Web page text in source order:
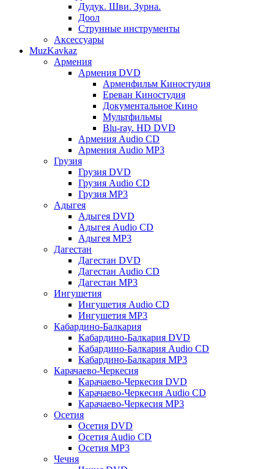
Дудук. Шви. Зурна.
Доол
Струнные инструменты
Аксессуары
MuzKavkaz
Армения
Армения DVD
Арменфильм Киностудия
Ереван Киностудия
Документальное Кино
Мультфильмы
Blu-ray. HD DVD
Армения Audio CD
Армения Audio MP3
Грузия
Грузия DVD
Грузия Audio CD
Грузия MP3
Адыгея
Адыгея DVD
Адыгея Audio CD
Адыгея MP3
Дагестан
Дагестан DVD
Дагестан Audio CD
Дагестан MP3
Ингушетия
Ингушетия Audio CD
Ингушетия MP3
Кабардино-Балкария
Кабардино-Балкария DVD
Кабардино-Балкария Audio CD
Кабардино-Балкария MP3
Карачаево-Черкесия
Карачаево-Черкесия DVD
Карачаево-Черкесия Audio CD
Карачаево-Черкесия MP3
Осетия
Осетия DVD
Осетия Audio CD
Осетия MP3
Чечня